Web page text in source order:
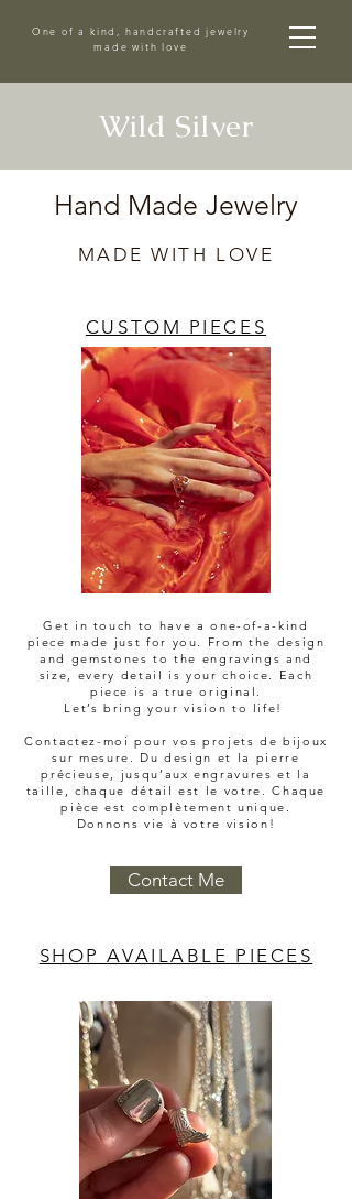
One of a kind, handcrafted jewelry
made with love
Wild Silver
Hand Made Jewelry
MADE WITH LOVE
CUSTOM PIECES
Get in touch to have a one-of-a-kind
piece made just for you. From the design
and gemstones to the engravings and
size, every detail is your choice. Each
piece is a true original.
Let’s bring your vision to life!
Contactez-moi pour vos projets de bijoux
sur mesure. Du design et la pierre
précieuse, jusqu’aux engravures et la
taille, chaque détail est le votre. Chaque
pièce est complètement unique.
Donnons vie à votre vision!
Contact Me
SHOP AVAILABLE PIECES